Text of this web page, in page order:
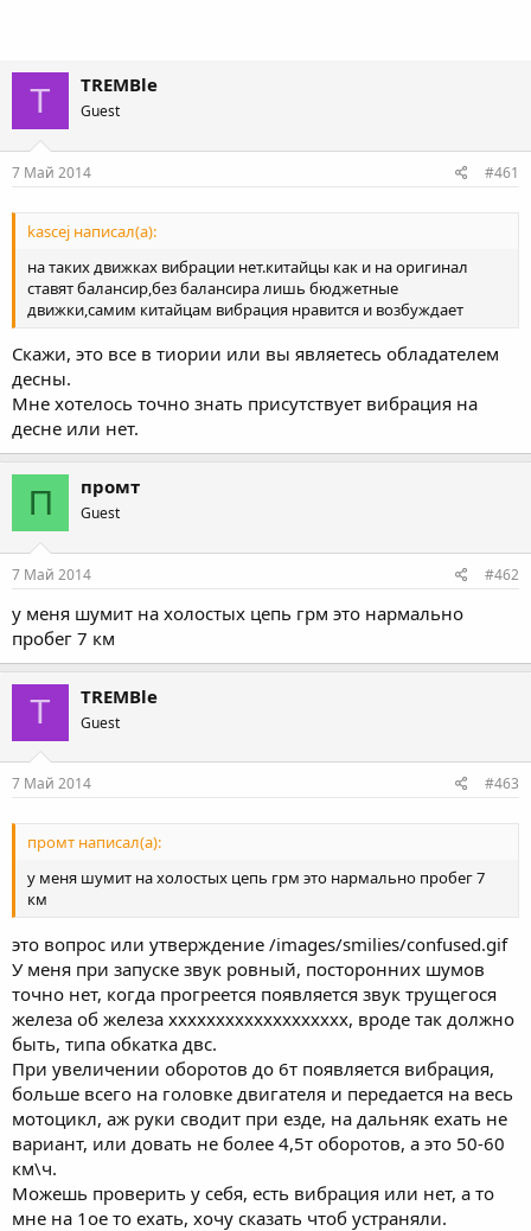
T TREMBle
Guest
7 Май 2014 #461
kascej написал(а):
на таких движках вибрации нет.китайцы как и на оригинал
ставят балансир,без балансира лишь бюджетные
движки,самим китайцам вибрация нравится и возбуждает
Скажи, это все в тиории или вы являетесь обладателем
десны.
Мне хотелось точно знать присутствует вибрация на
десне или нет.
П промт
Guest
7 Май 2014 #462
у меня шумит на холостых цепь грм это нармально
пробег 7 км
T TREMBle
Guest
7 Май 2014 #463
промт написал(а):
у меня шумит на холостых цепь грм это нармально пробег 7
км
это вопрос или утверждение /images/smilies/confused.gif
У меня при запуске звук ровный, посторонних шумов
точно нет, когда прогреется появляется звук трущегося
железа об железа ххххххххххххххххххх, вроде так должно
быть, типа обкатка двс.
При увеличении оборотов до 6т появляется вибрация,
больше всего на головке двигателя и передается на весь
мотоцикл, аж руки сводит при езде, на дальняк ехать не
вариант, или довать не более 4,5т оборотов, а это 50-60
км\ч.
Можешь проверить у себя, есть вибрация или нет, а то
мне на 1ое то ехать, хочу сказать чтоб устраняли.